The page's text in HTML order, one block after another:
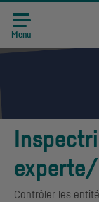
Menu
Contrôler les